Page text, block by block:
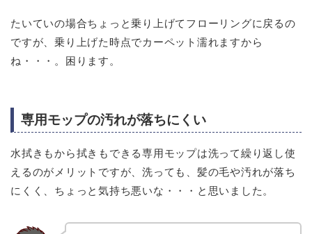
たいていの場合ちょっと乗り上げてフローリングに戻るの
ですが、乗り上げた時点でカーペット濡れますから
ね・・・。困ります。
専用モップの汚れが落ちにくい
水拭きもから拭きもできる専用モップは洗って繰り返し使
えるのがメリットですが、洗っても、髪の毛や汚れが落ち
にくく、ちょっと気持ち悪いな・・・と思いました。